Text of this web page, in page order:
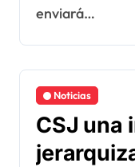
enviará…
Noticias
CSJ una